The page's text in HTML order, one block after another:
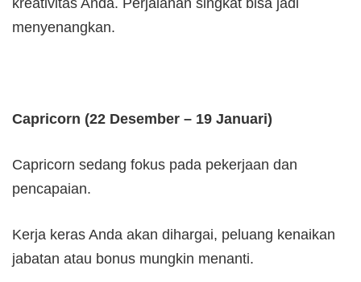
menyenangkan.
Capricorn (22 Desember – 19 Januari)
Capricorn sedang fokus pada pekerjaan dan
pencapaian.
Kerja keras Anda akan dihargai, peluang kenaikan
jabatan atau bonus mungkin menanti.